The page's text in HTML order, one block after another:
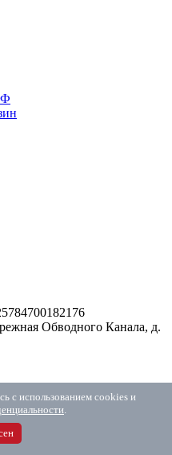
Обводного Канала, д.
с использованием cookies и
.